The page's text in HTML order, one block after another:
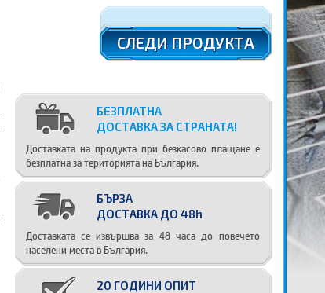
СЛЕДИ ПРОДУКТА
БЕЗПЛАТНА
ДОСТАВКА ЗА СТРАНАТА!
Доставката на продукта при безкасово плащане е
безплатна за територията на България.
БЪРЗА
ДОСТАВКА ДО 48h
Доставката се извършва за 48 часа до повечето
населени места в България.
20 ГОДИНИ ОПИТ